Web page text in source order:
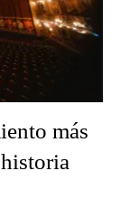
más